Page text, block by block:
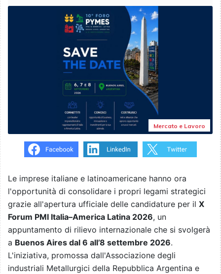
Mercato e Lavoro
Le imprese italiane e latinoamericane hanno ora
l'opportunità di consolidare i propri legami strategici
grazie all'apertura ufficiale delle candidature per il X
Forum PMI Italia–America Latina 2026, un
appuntamento di rilievo internazionale che si svolgerà
a Buenos Aires dal 6 all’8 settembre 2026.
L'iniziativa, promossa dall'Associazione degli
industriali Metallurgici della Repubblica Argentina e